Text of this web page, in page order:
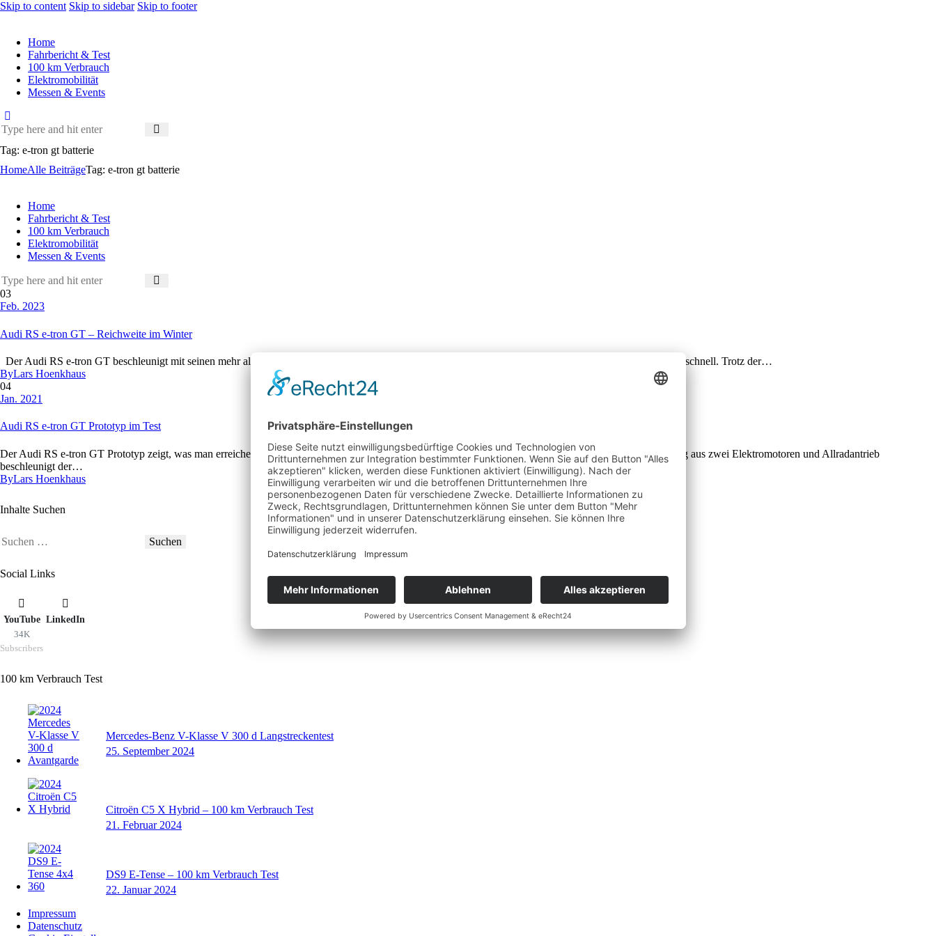
Skip to content Skip to sidebar Skip to footer
Home
Fahrbericht & Test
100 km Verbrauch
Elektromobilität
Messen & Events
Tag: e-tron gt batterie
HomeAlle BeiträgeTag: e-tron gt batterie
Home
Fahrbericht & Test
100 km Verbrauch
Elektromobilität
Messen & Events
03
Feb. 2023
Audi RS e-tron GT – Reichweite im Winter
Der Audi RS e-tron GT beschleunigt mit seinen mehr als 400 kW Leistung und Allradantrieb in nur 3,5 Sekunden auf 100 km/h und fährt bis zu 250 km/h schnell. Trotz der…
ByLars Hoenkhaus
04
Jan. 2021
Audi RS e-tron GT Prototyp im Test
Der Audi RS e-tron GT Prototyp zeigt, was man erreichen kann, wenn man das Thema Elektromobilität ausreizt. Mit seinen maximal 646 PS Systemleistung aus zwei Elektromotoren und Allradantrieb
beschleunigt der…
ByLars Hoenkhaus
Inhalte Suchen
Suchen
Social Links
YouTube
34K
Subscribers
LinkedIn
100 km Verbrauch Test
Mercedes-Benz V-Klasse V 300 d Langstreckentest
25. September 2024
Citroën C5 X Hybrid – 100 km Verbrauch Test
21. Februar 2024
DS9 E-Tense – 100 km Verbrauch Test
22. Januar 2024
Impressum
Datenschutz